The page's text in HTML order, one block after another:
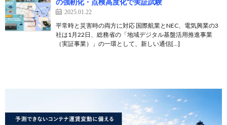
の強靭化・点検高度化で実証試験
2025.01.22
平常時と災害時の両方に対応 国際航業とNEC、電気興業の3
社は1月22日、総務省の「地域デジタル基盤活用推進事業
（実証事業）」の一環として、新しい通信[…]